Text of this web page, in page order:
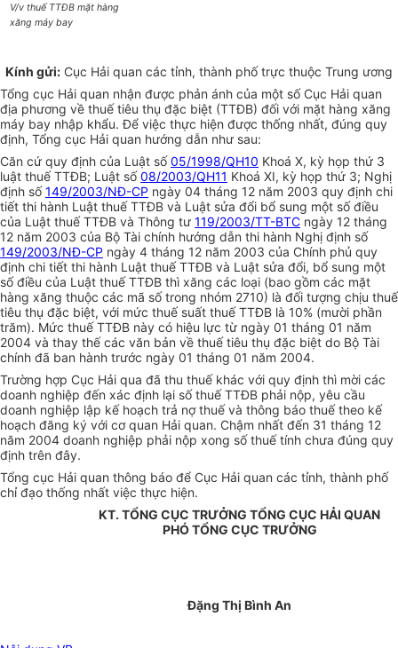
V/v thuế TTĐB mặt hàng
xăng máy bay
Kính gửi: Cục Hải quan các tỉnh, thành phố trực thuộc Trung ương
Tổng cục Hải quan nhận được phản ánh của một số Cục Hải quan
địa phương về thuế tiêu thụ đặc biệt (TTĐB) đối với mặt hàng xăng
máy bay nhập khẩu. Để việc thực hiện được thống nhất, đúng quy
định, Tổng cục Hải quan hướng dẫn như sau:
Căn cứ quy định của Luật số05/1998/QH10 Khoá X, kỳ họp thứ 3
luật thuế TTĐB; Luật số08/2003/QH11 Khoá XI, kỳ họp thứ 3; Nghị
định số149/2003/NĐ-CP ngày 04 tháng 12 năm 2003 quy định chi
tiết thi hành Luật thuế TTĐB và Luật sửa đổi bổ sung một số điều
của Luật thuế TTĐB và Thông tư 119/2003/TT-BTC ngày 12 tháng
12 năm 2003 của Bộ Tài chính hướng dẫn thi hành Nghị định số
149/2003/NĐ-CP ngày 4 tháng 12 năm 2003 của Chính phủ quy
định chi tiết thi hành Luật thuế TTĐB và Luật sửa đổi, bổ sung một
số điều của Luật thuế TTĐB thì xăng các loại (bao gồm các mặt
hàng xăng thuộc các mã số trong nhóm 2710) là đối tượng chịu thuế
tiêu thụ đặc biệt, với mức thuế suất thuế TTĐB là 10% (mười phần
trăm). Mức thuế TTĐB này có hiệu lực từ ngày 01 tháng 01 năm
2004 và thay thế các văn bản về thuế tiêu thụ đặc biệt do Bộ Tài
chính đã ban hành trước ngày 01 tháng 01 năm 2004.
Trường hợp Cục Hải qua đã thu thuế khác với quy định thì mời các
doanh nghiệp đến xác định lại số thuế TTĐB phải nộp, yêu cầu
doanh nghiệp lập kế hoạch trả nợ thuế và thông báo thuế theo kế
hoạch đăng ký với cơ quan Hải quan. Chậm nhất đến 31 tháng 12
năm 2004 doanh nghiệp phải nộp xong số thuế tính chưa đúng quy
định trên đây.
Tổng cục Hải quan thông báo để Cục Hải quan các tỉnh, thành phố
chỉ đạo thống nhất việc thực hiện.
KT. TỔNG CỤC TRƯỞNG TỔNG CỤC HẢI QUAN
PHÓ TỔNG CỤC TRƯỞNG
Đặng Thị Bình An